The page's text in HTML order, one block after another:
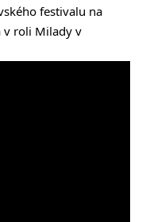
festivalu na
v roli Milady v